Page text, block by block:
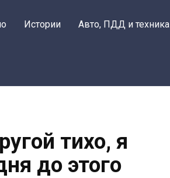
Истории Авто, ПДД и техника
тихо, я
до этого